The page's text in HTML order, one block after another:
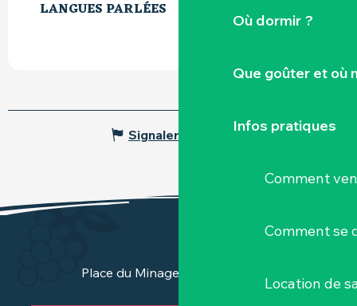
Où dormir ?
Que goûter et où
Infos pratiques
Comment
Comment se
Location de
LANGUES PARLÉES
LANGUES PARLÉES
Signaler une erreur
Place du Minage - 44190 Clisson